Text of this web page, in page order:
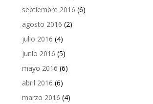
septiembre 2016 (6)
agosto 2016 (2)
julio 2016 (4)
junio 2016 (5)
mayo 2016 (6)
abril 2016 (6)
marzo 2016 (4)